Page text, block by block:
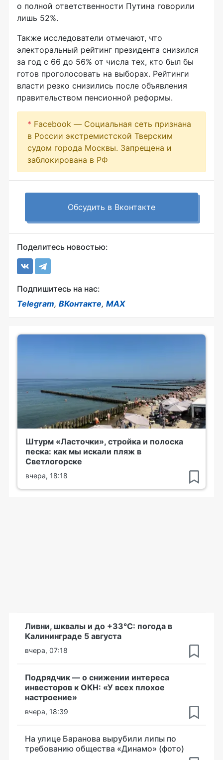
о полной ответственности Путина говорили
лишь 52%.
Также исследователи отмечают, что
электоральный рейтинг президента снизился
за год с 66 до 56% от числа тех, кто был бы
готов проголосовать на выборах. Рейтинги
власти резко снизились после объявления
правительством пенсионной реформы.
* Facebook — Социальная сеть признана
в России экстремистской Тверским
судом города Москвы. Запрещена и
заблокирована в РФ
Обсудить в Вконтакте
Поделитесь новостью:
Подпишитесь на нас:
Telegram, ВКонтакте, MAX
Штурм «Ласточки», стройка и полоска
песка: как мы искали пляж в
Светлогорске
вчера, 18:18
Ливни, шквалы и до +33°С: погода в
Калининграде 5 августа
вчера, 07:18
Подрядчик — о снижении интереса
инвесторов к ОКН: «У всех плохое
настроение»
вчера, 18:39
На улице Баранова вырубили липы по
требованию общества «Динамо» (фото)